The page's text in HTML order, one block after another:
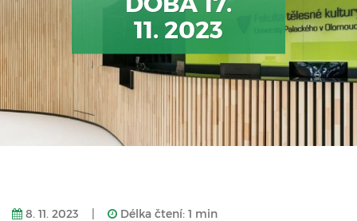
11. 2023
8. 11. 2023 Délka čtení: 1 min